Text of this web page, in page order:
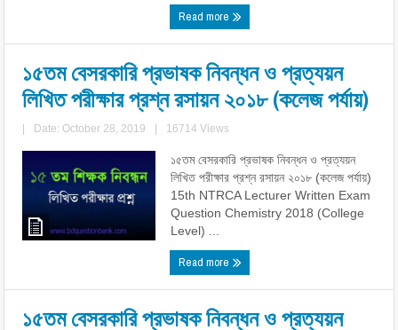
Read more
১৫তম বেসরকারি প্রভাষক নিবন্ধন ও প্রত্যয়ন
লিখিত পরীক্ষার প্রশ্ন রসায়ন ২০১৮ (কলেজ পর্যায়)
Date: October 28, 2019 16714 Views
১৫তম বেসরকারি প্রভাষক নিবন্ধন ও প্রত্যয়ন
লিখিত পরীক্ষার প্রশ্ন রসায়ন ২০১৮ (কলেজ পর্যায়)
15th NTRCA Lecturer Written Exam
Question Chemistry 2018 (College
Level) ...
Read more
১৫তম বেসরকারি প্রভাষক নিবন্ধন ও প্রত্যয়ন